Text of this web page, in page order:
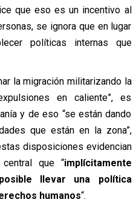
que eso es un incentivo al
se ignora que en lugar
políticas internas que
la migración militarizando la
en caliente”, es
y de eso “se están dando
que están en la zona”,
disposiciones evidencian
que “implícitamente
llevar una política
humanos“.